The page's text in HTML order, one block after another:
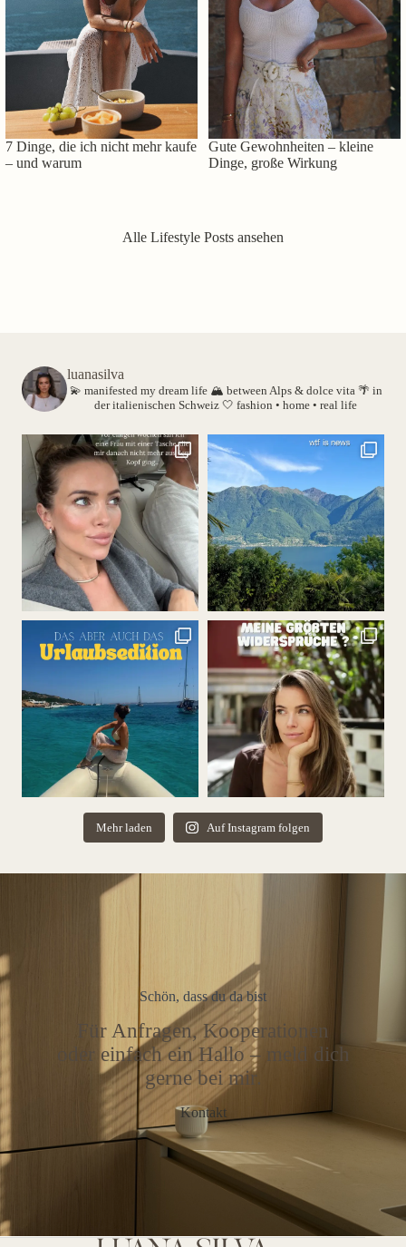
7 Dinge, die ich nicht mehr kaufe
– und warum
Gute Gewohnheiten – kleine
Dinge, große Wirkung
Alle Lifestyle Posts ansehen
luanasilva
💫 manifested my dream life 🏔️ between Alps & dolce vita 🌴 in
der italienischen Schweiz 🤍 fashion • home • real life
Mehr laden Auf Instagram folgen
Schön, dass du da bist
Für Anfragen, Kooperationen
oder einfach ein Hallo – meld dich
gerne bei mir.
Kontakt